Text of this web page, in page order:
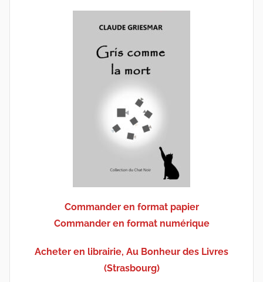
Commander en format papier
Commander en format numérique
Acheter en librairie, Au Bonheur des Livres
(Strasbourg)